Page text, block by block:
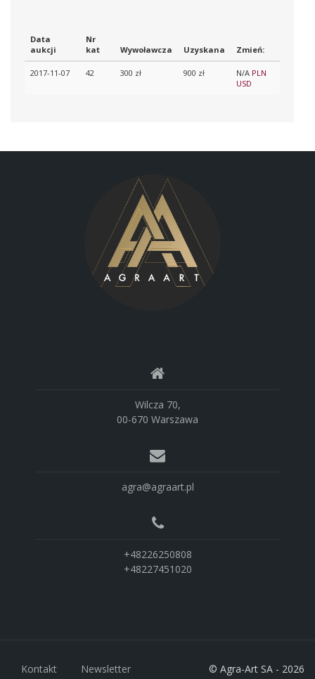
Data
aukcji
Nr
kat
Wywoławcza Uzyskana Zmień:
2017-11-07 42 300 zł 900 zł N/A PLN
USD
Wilcza 70,
00-670 Warszawa
agra@agraart.pl
+48226250808
+48227451020
Kontakt
Newsletter
© Agra-Art SA - 2026